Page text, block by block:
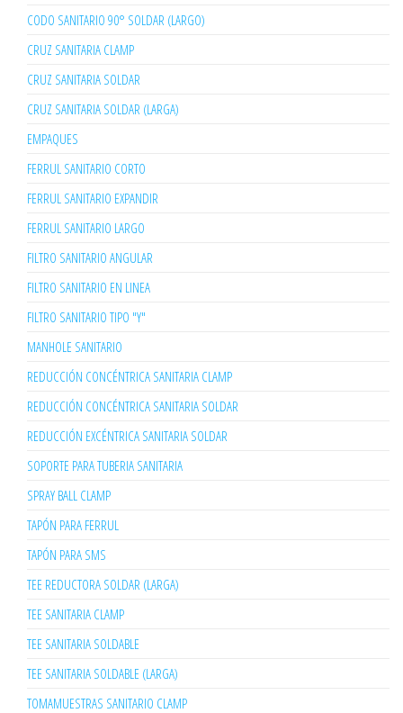
CODO SANITARIO 90° SOLDAR (LARGO)
CRUZ SANITARIA CLAMP
CRUZ SANITARIA SOLDAR
CRUZ SANITARIA SOLDAR (LARGA)
EMPAQUES
FERRUL SANITARIO CORTO
FERRUL SANITARIO EXPANDIR
FERRUL SANITARIO LARGO
FILTRO SANITARIO ANGULAR
FILTRO SANITARIO EN LINEA
FILTRO SANITARIO TIPO "Y"
MANHOLE SANITARIO
REDUCCIÓN CONCÉNTRICA SANITARIA CLAMP
REDUCCIÓN CONCÉNTRICA SANITARIA SOLDAR
REDUCCIÓN EXCÉNTRICA SANITARIA SOLDAR
SOPORTE PARA TUBERIA SANITARIA
SPRAY BALL CLAMP
TAPÓN PARA FERRUL
TAPÓN PARA SMS
TEE REDUCTORA SOLDAR (LARGA)
TEE SANITARIA CLAMP
TEE SANITARIA SOLDABLE
TEE SANITARIA SOLDABLE (LARGA)
TOMAMUESTRAS SANITARIO CLAMP